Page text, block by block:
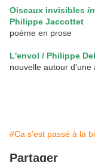
Oiseaux invisibles in
Philippe Jaccottet
poème en prose
L'envol / Philippe
nouvelle autour d'une
#Ca s'est passé à la
Partager